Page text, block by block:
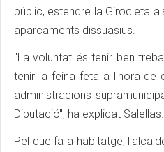
públic, estendre la Girocleta
aparcaments dissuasius.
"La voluntat és tenir ben
tenir la feina feta a l'hora de
administracions
Diputació", ha explicat Salellas.
Pel que fa a habitatge,